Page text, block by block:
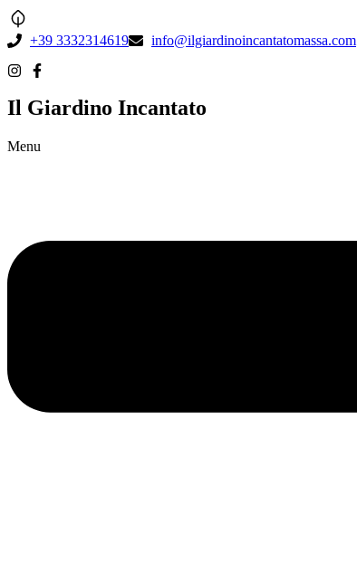
+39 3332314619 info@ilgiardinoincantatomassa.com
Il Giardino Incantato
Menu